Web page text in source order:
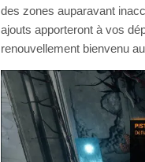
des zones auparavant
ajouts apporteront à vos
renouvellement bienvenu